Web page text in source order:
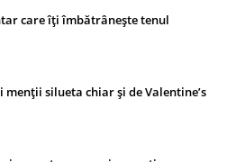
care îți îmbătrânește tenul
menții silueta chiar și de Valentine’s